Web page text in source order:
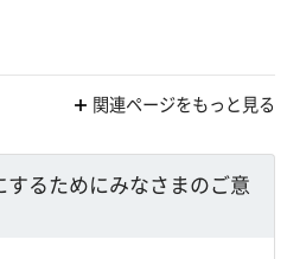
関連ページをもっと見る
るためにみなさまのご意